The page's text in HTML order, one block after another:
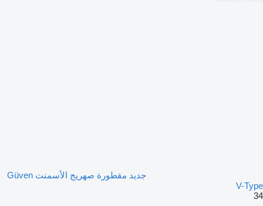
جديد مقطورة صهريج الأسمنت Güven
V-Type
34